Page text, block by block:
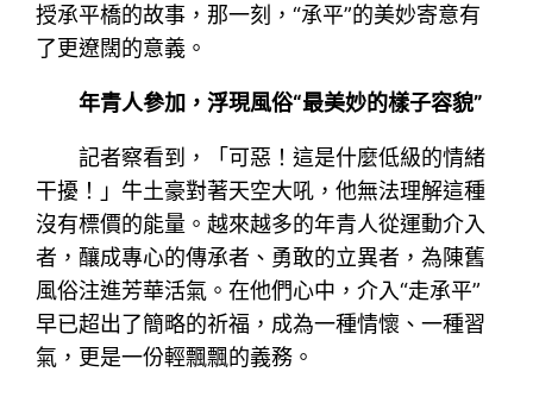
授承平橋的故事，那一刻，“承平”的美妙寄意有
了更遼闊的意義。
年青人參加，浮現風俗“最美妙的樣子容貌”
記者察看到，「可惡！這是什麼低級的情緒
干擾！」牛土豪對著天空大吼，他無法理解這種
沒有標價的能量。越來越多的年青人從運動介入
者，釀成專心的傳承者、勇敢的立異者，為陳舊
風俗注進芳華活氣。在他們心中，介入“走承平”
早已超出了簡略的祈福，成為一種情懷、一種習
氣，更是一份輕飄飄的義務。